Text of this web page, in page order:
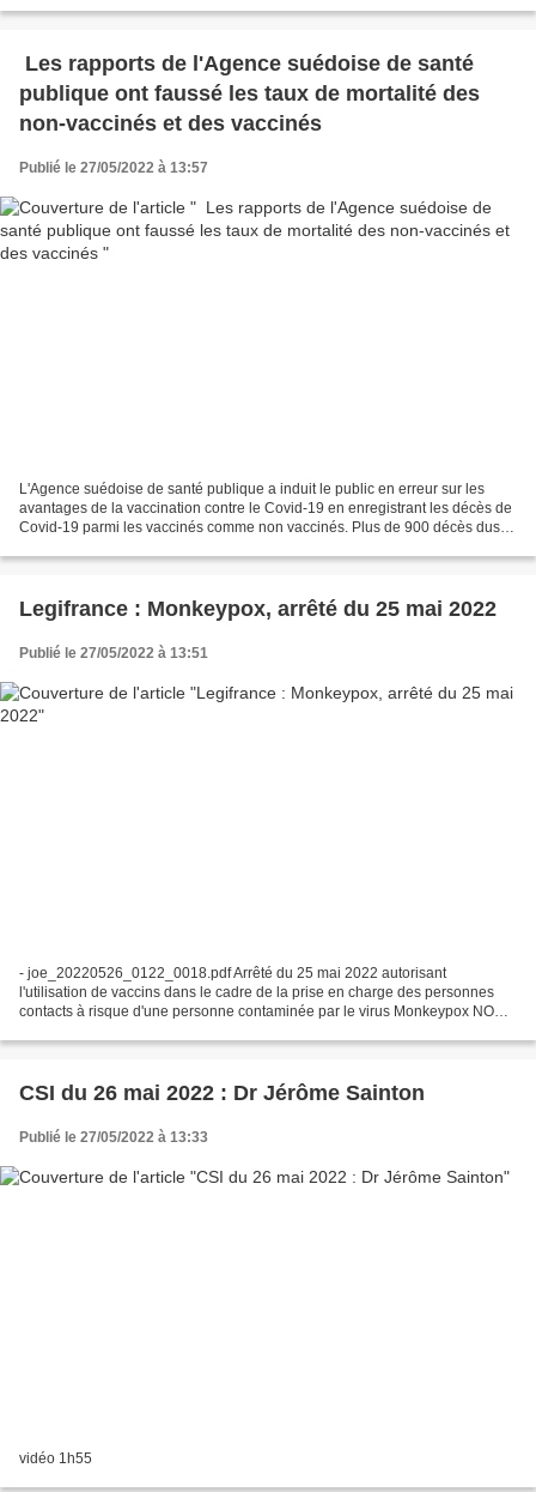
Les rapports de l'Agence suédoise de santé
publique ont faussé les taux de mortalité des
non-vaccinés et des vaccinés
Publié le 27/05/2022 à 13:57
L'Agence suédoise de santé publique a induit le public en erreur sur les
avantages de la vaccination contre le Covid-19 en enregistrant les décès de
Covid-19 parmi les vaccinés comme non vaccinés. Plus de 900 décès dus
Legifrance : Monkeypox, arrêté du 25 mai 2022
Publié le 27/05/2022 à 13:51
- joe_20220526_0122_0018.pdf Arrêté du 25 mai 2022 autorisant
l'utilisation de vaccins dans le cadre de la prise en charge des personnes
contacts à risque d'une personne contaminée par le virus Monkeypox NOR :
https://www.legifrance.gouv.fr/eli/arrete/2022/5/25/SPRP2215599A/jo/texte...
CSI du 26 mai 2022 : Dr Jérôme Sainton
Publié le 27/05/2022 à 13:33
vidéo 1h55